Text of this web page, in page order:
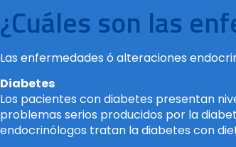
¿Cuáles son las
Las enfermedades ó alteraciones
Diabetes
Los pacientes con diabetes presentan
problemas serios producidos por la
endocrinólogos tratan la diabetes con